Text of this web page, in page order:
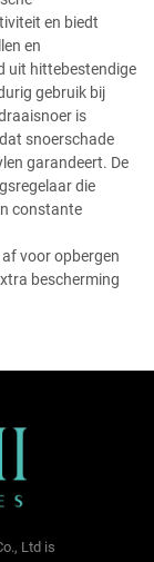
en biedt
en
uit hittebestendige
gebruik bij
is
snoerschade
garandeert. De
die
constante
voor opbergen
bescherming
Ltd is